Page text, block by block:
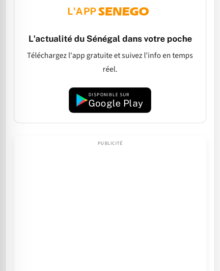
L'APP
L'actualité du Sénégal dans votre poche
Téléchargez l'app gratuite et suivez l'info en temps
réel.
DISPONIBLE SUR
Google Play